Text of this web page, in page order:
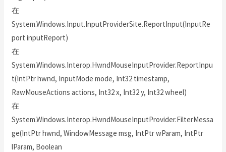
在
System.Windows.Input.InputProviderSite.ReportInput(InputRe
port inputReport)
在
System.Windows.Interop.HwndMouseInputProvider.ReportInpu
t(IntPtr hwnd, InputMode mode, Int32 timestamp,
RawMouseActions actions, Int32 x, Int32 y, Int32 wheel)
在
System.Windows.Interop.HwndMouseInputProvider.FilterMessa
ge(IntPtr hwnd, WindowMessage msg, IntPtr wParam, IntPtr
lParam, Boolean